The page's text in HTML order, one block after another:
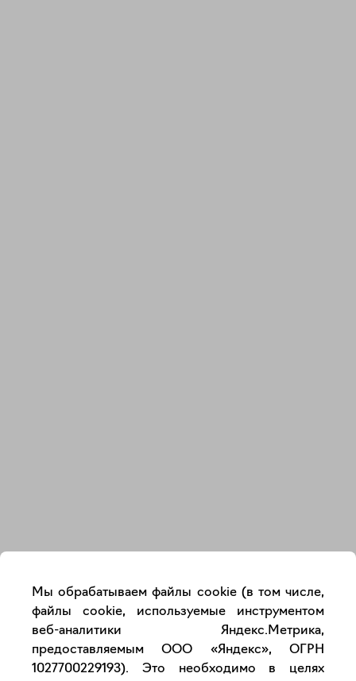
Мы обрабатываем файлы cookie (в том числе,
файлы cookie, используемые инструментом
веб-аналитики Яндекс.Метрика,
предоставляемым ООО «Яндекс», ОГРН
1027700229193). Это необходимо в целях